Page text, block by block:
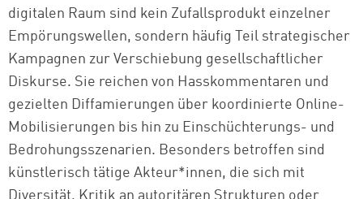
digitalen Raum sind kein Zufallsprodukt einzelner
Empörungswellen, sondern häufig Teil strategischer
Kampagnen zur Verschiebung gesellschaftlicher
Diskurse. Sie reichen von Hasskommentaren und
gezielten Diffamierungen über koordinierte Online-
Mobilisierungen bis hin zu Einschüchterungs- und
Bedrohungsszenarien. Besonders betroffen sind
künstlerisch tätige Akteur*innen, die sich mit
Diversität, Kritik an autoritären Strukturen oder